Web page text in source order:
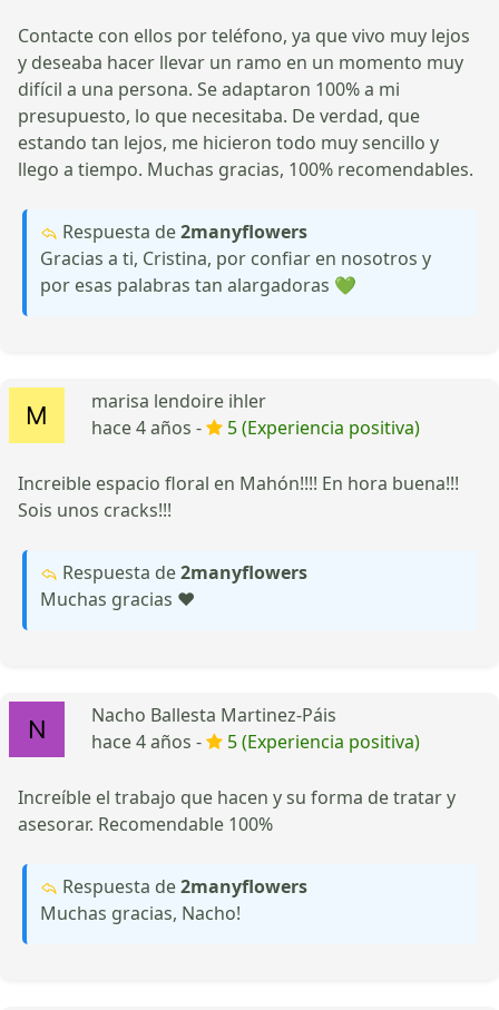
Contacte con ellos por teléfono, ya que vivo muy lejos
y deseaba hacer llevar un ramo en un momento muy
difícil a una persona. Se adaptaron 100% a mi
presupuesto, lo que necesitaba. De verdad, que
estando tan lejos, me hicieron todo muy sencillo y
llego a tiempo. Muchas gracias, 100% recomendables.
Respuesta de2manyflowers
Gracias a ti, Cristina, por confiar en nosotros y
por esas palabras tan alargadoras 💚
marisa lendoire ihler
hace 4 años -
5 (Experiencia positiva)
Increible espacio floral en Mahón!!!! En hora buena!!!
Sois unos cracks!!!
Respuesta de2manyflowers
Muchas gracias ❤️
Nacho Ballesta Martinez-Páis
hace 4 años -
5 (Experiencia positiva)
Increíble el trabajo que hacen y su forma de tratar y
asesorar. Recomendable 100%
Respuesta de2manyflowers
Muchas gracias, Nacho!